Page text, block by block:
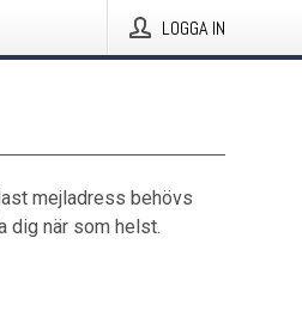
LOGGA IN
mejladress behövs
dig när som helst.